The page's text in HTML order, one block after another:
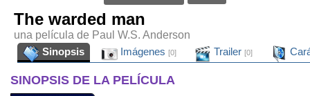
The warded man
una película de Paul W.S. Anderson
Sinopsis
Imágenes [0] Trailer [0]
SINOPSIS DE LA PELÍCULA